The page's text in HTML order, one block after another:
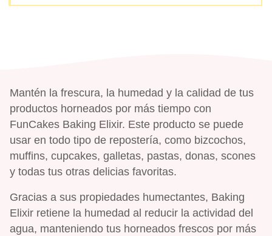
Mantén la frescura, la humedad y la calidad de tus
productos horneados por más tiempo con
FunCakes Baking Elixir. Este producto se puede
usar en todo tipo de repostería, como bizcochos,
muffins, cupcakes, galletas, pastas, donas, scones
y todas tus otras delicias favoritas.
Gracias a sus propiedades humectantes, Baking
Elixir retiene la humedad al reducir la actividad del
agua, manteniendo tus horneados frescos por más